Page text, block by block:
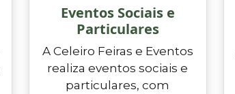
Eventos Sociais e
Particulares
A Celeiro Feiras e Eventos
realiza eventos sociais e
particulares, com